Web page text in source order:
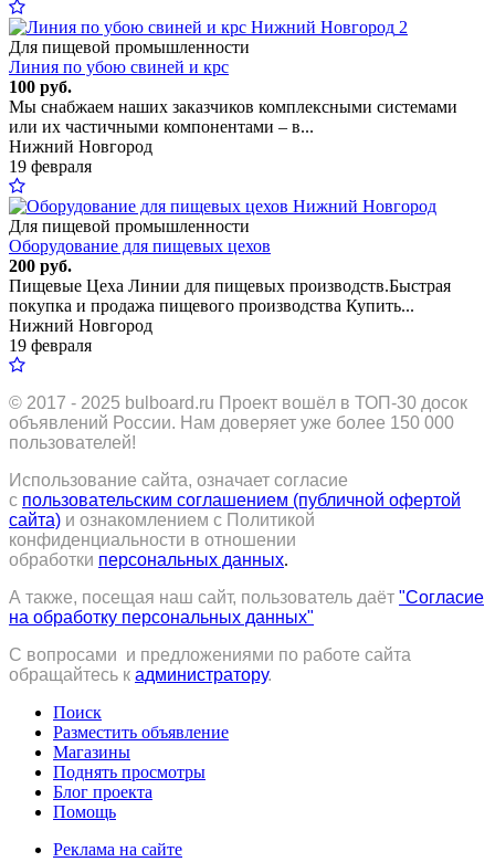
2
Для пищевой промышленности
Линия по убою свиней и крс
100 руб.
Мы снабжаем наших заказчиков комплексными системами
или их частичными компонентами – в...
Нижний Новгород
19 февраля
Для пищевой промышленности
Оборудование для пищевых цехов
200 руб.
Пищевые Цеха Линии для пищевых производств.Быстрая
покупка и продажа пищевого производства Купить...
Нижний Новгород
19 февраля
© 2017 - 2025 bulboard.ru Проект вошёл в ТОП-30 досок
объявлений России. Нам доверяет уже более 150 000
пользователей!
Использование сайта, означает согласие
с пользовательским соглашением (публичной офертой
сайта) и ознакомлением с Политикой
конфиденциальности в отношении
обработки персональных данных.
А также, посещая наш сайт, пользователь даёт "Согласие
на обработку персональных данных"
С вопросами и предложениями по работе сайта
обращайтесь к администратору.
Поиск
Разместить объявление
Магазины
Поднять просмотры
Блог проекта
Помощь
Реклама на сайте